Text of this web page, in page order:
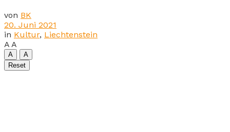
von BK
20. Juni 2021
in Kultur, Liechtenstein
A A
A
A
Reset